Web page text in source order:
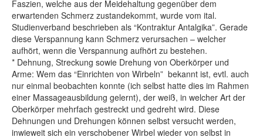
Faszien, welche aus der Meidehaltung gegenüber dem
erwartenden Schmerz zustandekommt, wurde vom ital.
Studienverband beschrieben als “Kontraktur Antalgika”. Gerade
diese Verspannung kann Schmerz verursachen – welcher
aufhört, wenn die Verspannung aufhört zu bestehen.
* Dehnung, Streckung sowie Drehung von Oberkörper und
Arme: Wem das “Einrichten von Wirbeln” bekannt ist, evtl. auch
nur einmal beobachten konnte (ich selbst hatte dies im Rahmen
einer Massageausbildung gelernt), der weiß, in welcher Art der
Oberkörper mehrfach gestreckt und gedreht wird. Diese
Dehnungen und Drehungen können selbst versucht werden,
inwieweit sich ein verschobener Wirbel wieder von selbst in